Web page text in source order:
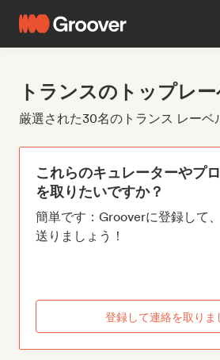
トランスのトップレ
厳選された30名のトランス レーベ
これらのキュレーターやプ
を取りたいですか？
簡単です：Grooverに登録して
送りましょう！
登録して連絡を取りま